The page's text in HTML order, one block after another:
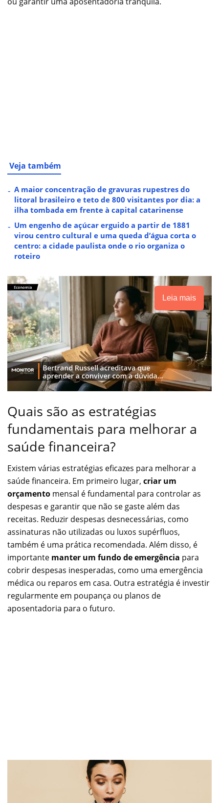
Veja também
A maior concentração de gravuras rupestres do
litoral brasileiro e teto de 800 visitantes por dia: a
ilha tombada em frente à capital catarinense
Um engenho de açúcar erguido a partir de 1881
virou centro cultural e uma queda d’água corta o
centro: a cidade paulista onde o rio organiza o
roteiro
Leia mais
Quais são as estratégias
fundamentais para melhorar a
saúde financeira?
Existem várias estratégias eficazes para melhorar a
saúde financeira. Em primeiro lugar, criar um
orçamento mensal é fundamental para controlar as
despesas e garantir que não se gaste além das
receitas. Reduzir despesas desnecessárias, como
assinaturas não utilizadas ou luxos supérfluos,
também é uma prática recomendada. Além disso, é
importante manter um fundo de emergência para
cobrir despesas inesperadas, como uma emergência
médica ou reparos em casa. Outra estratégia é investir
regularmente em poupança ou planos de
aposentadoria para o futuro.